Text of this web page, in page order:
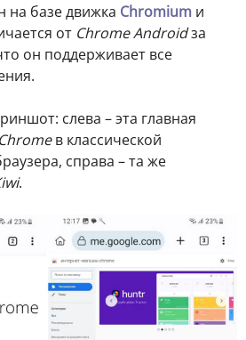
на базе движка Chromium и
от Chrome Androidза
он поддерживает все
слева – эта главная
в классической
справа – та же
.